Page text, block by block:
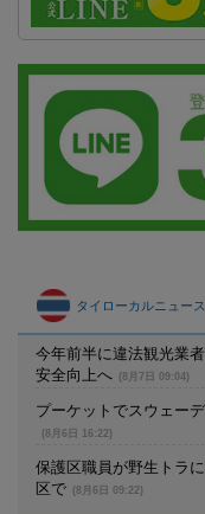
タイローカルニュース
今年前半に違法観光業
安全向上へ
(8月7日 09:04)
プーケットでスウェー
(8月6日 16:22)
保護区職員が野生トラ
区で
(8月6日 09:22)